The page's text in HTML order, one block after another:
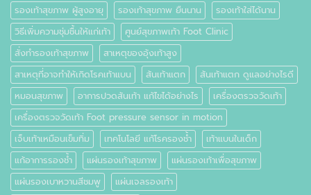
รองเท้าสุขภาพ ผู้สูงอายุ
รองเท้าสุขภาพ ยืนนาน
รองเท้าใส่ได้นาน
วิธีเพิ่มความชุ่มชื้นให้แก่เท้า
ศูนย์สุขภาพเท้า Foot Clinic
สั่งทำรองเท้าสุขภาพ
สาเหตุของอุ้งเท้าสูง
สาเหตุที่อาจทำให้เกิดโรคเท้าแบน
ส้นเท้าแตก
ส้นเท้าแตก ดูแลอย่างไรดี
หมอนสุขภาพ
อาการปวดส้นเท้า แก้ไขได้อย่างไร
เครื่องตรวจวัดเท้า
เครื่องตรวจวัดเท้า Foot pressure sensor in motion
เจ็บเท้าเหมือนเข็มทิ่ม
เทคโนโลยี แก้โรครองช้ำ
เท้าแบนในเด็ก
แก้อาการรองช้ำ
แผ่นรองเท้าสุขภาพ
แผ่นรองเท้าเพื่อสุขภาพ
แผ่นรองเบาหวานสีชมพู
แผ่นเจลรองเท้า